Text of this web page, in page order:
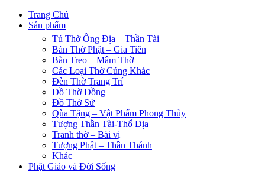
Trang Chủ
Sản phẩm
Tủ Thờ Ông Địa – Thần Tài
Bàn Thờ Phật – Gia Tiên
Bàn Treo – Mâm Thờ
Các Loại Thờ Cúng Khác
Đèn Thờ Trang Trí
Đồ Thờ Đồng
Đồ Thờ Sứ
Qùa Tặng – Vật Phẩm Phong Thủy
Tượng Thần Tài-Thổ Địa
Tranh thờ – Bài vị
Tượng Phật – Thần Thánh
Khác
Phật Giáo và Đời Sống